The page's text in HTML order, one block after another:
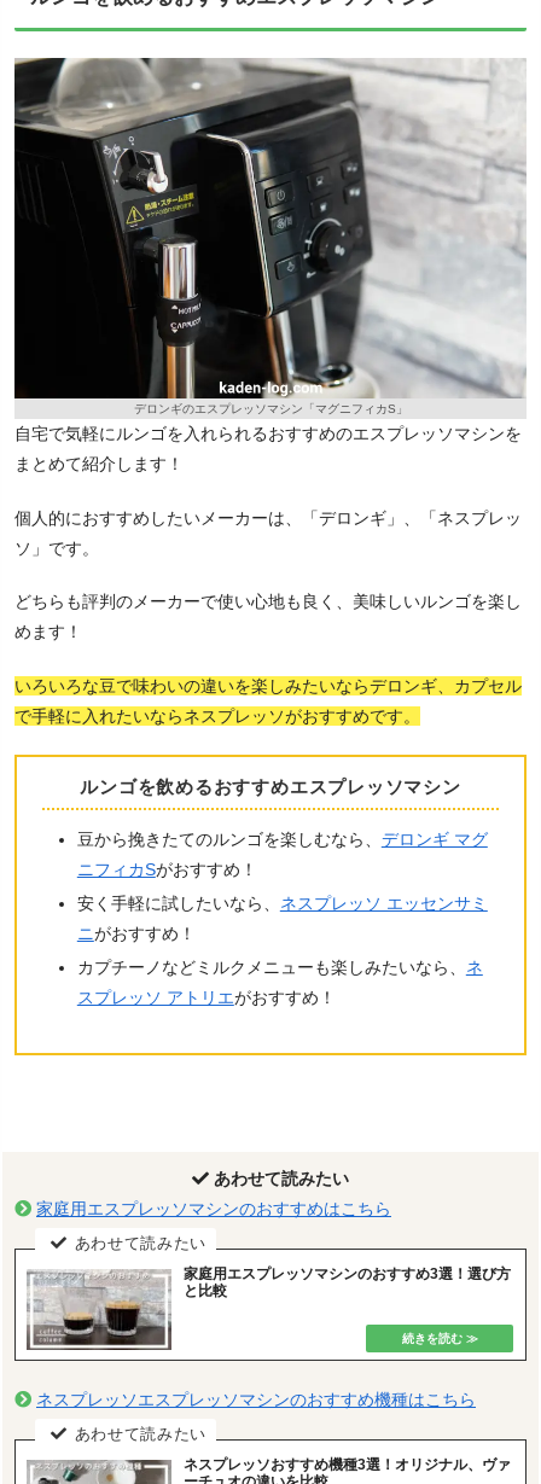
デロンギのエスプレッソマシン「マグニフィカS」
自宅で気軽にルンゴを入れられるおすすめのエスプレッソマシンを
まとめて紹介します！
個人的におすすめしたいメーカーは、「デロンギ」、「ネスプレッ
ソ」です。
どちらも評判のメーカーで使い心地も良く、美味しいルンゴを楽し
めます！
いろいろな豆で味わいの違いを楽しみたいならデロンギ、カプセル
で手軽に入れたいならネスプレッソがおすすめです。
ルンゴを飲めるおすすめエスプレッソマシン
豆から挽きたてのルンゴを楽しむなら、 デロンギ マグ
ニフィカSがおすすめ！
安く手軽に試したいなら、 ネスプレッソ エッセンサミ
ニがおすすめ！
カプチーノなどミルクメニューも楽しみたいなら、 ネ
スプレッソ アトリエがおすすめ！
あわせて読みたい
家庭用エスプレッソマシンのおすすめはこちら
家庭用エスプレッソマシンのおすすめ3選！選び方
と比較
ネスプレッソエスプレッソマシンのおすすめ機種はこちら
ネスプレッソおすすめ機種3選！オリジナル、ヴァ